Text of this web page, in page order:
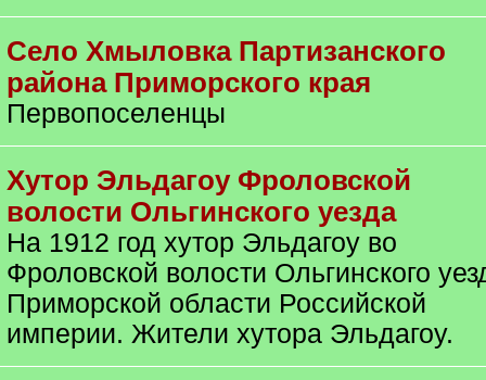
Село Хмыловка Партизанского
района Приморского края
Первопоселенцы
Хутор Эльдагоу Фроловской
волости Ольгинского уезда
На 1912 год хутор Эльдагоу во
Фроловской волости Ольгинского
Приморской области Российской
империи. Жители хутора Эльдагоу.